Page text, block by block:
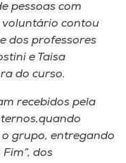
pessoas com
voluntário contou
dos professores
e Taisa
do curso.
recebidos pela
grupo​,​ entregando
dos